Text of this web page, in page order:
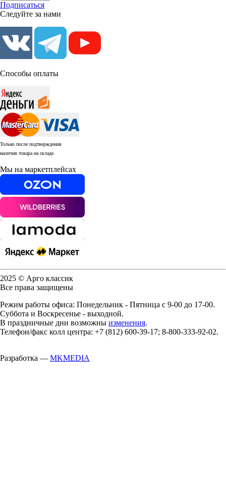
Подписаться
Следуйте за нами
Способы оплаты
Только после подтверждения
наличия товара на складе.
Мы на маркетплейсах
2025 © Арго классик
Все права защищены
Режим работы офиса: Понедельник - Пятница с 9-00 до 17-00.
Суббота и Воскресенье - выходной.
В праздничные дни возможны изменения.
Телефон/факс колл центра: +7 (812) 600-39-17; 8-800-333-92-02.
Разработка — MKMEDIA